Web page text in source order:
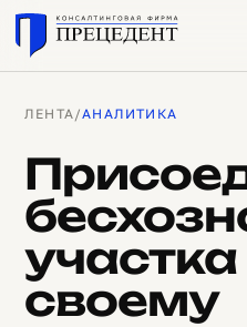
ЛЕНТА/АНАЛИТИКА
участка
своему